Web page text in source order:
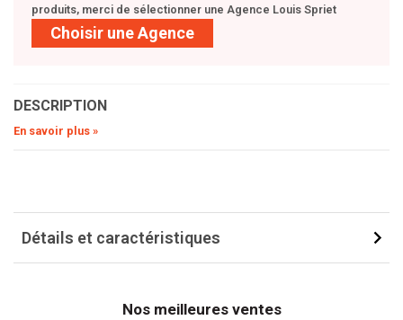
produits, merci de sélectionner une Agence Louis Spriet
Choisir une Agence
DESCRIPTION
En savoir plus »
Détails et caractéristiques
Nos meilleures ventes